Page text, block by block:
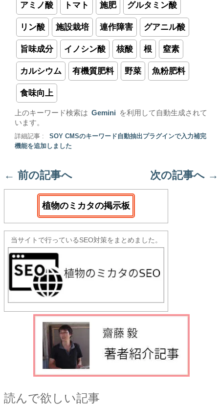
アミノ酸 トマト 施肥 グルタミン酸
リン酸 施設栽培 連作障害 グアニル酸
旨味成分 イノシン酸 核酸 根 窒素
カルシウム 有機質肥料 野菜 魚粉肥料
食味向上
上のキーワード検索は Gemini
を利用して自動生成されて
います。
詳細記事 :
SOY CMSのキーワード自動抽出プラグインで入力補完
機能を追加しました
← 前の記事へ 次の記事へ →
植物のミカタの掲示板
当サイトで行っているSEO対策をまとめました。
読んで欲しい記事